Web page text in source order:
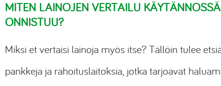
MITEN LAINOJEN VERTAILU KÄYTÄNNÖSSÄ
ONNISTUU?
Miksi et vertaisi lainoja myös itse? Tällöin tulee
pankkeja ja rahoituslaitoksia, jotka tarjoavat